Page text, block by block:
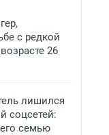
с редкой
26
лишился
соцсетей:
семью